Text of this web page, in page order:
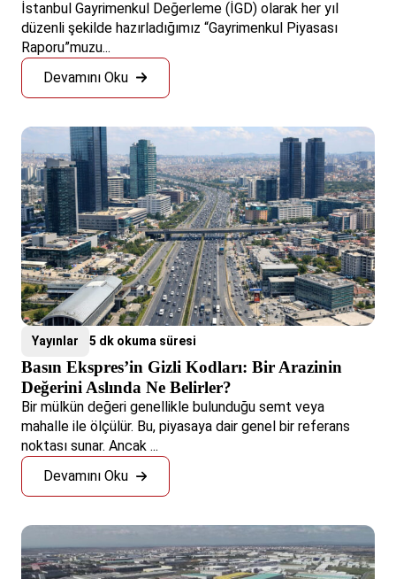
İstanbul Gayrimenkul Değerleme (İGD) olarak her yıl
düzenli şekilde hazırladığımız “Gayrimenkul Piyasası
Raporu”muzu...
Devamını Oku
Yayınlar 5 dk okuma süresi
Basın Ekspres’in Gizli Kodları: Bir Arazinin
Değerini Aslında Ne Belirler?
Bir mülkün değeri genellikle bulunduğu semt veya
mahalle ile ölçülür. Bu, piyasaya dair genel bir referans
noktası sunar. Ancak ...
Devamını Oku